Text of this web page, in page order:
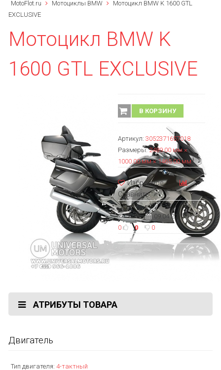
MotoFlot.ru Мотоциклы BMW
Мотоцикл BMW K 1600 GTL
EXCLUSIVE
Мотоцикл BMW K
1600 GTL EXCLUSIVE
В КОРЗИНУ
Артикул: 3052371657018
Размеры:2489.00 мм ×
1000.00 мм × 1465.00 мм
Избранное
Сравнить
1289
09.04.2017 г.
0
0 0
АТРИБУТЫ ТОВАРА
Двигатель
Тип двигателя: 4-тактный